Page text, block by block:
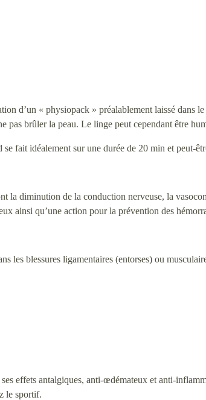
d’un « physiopack » préalablement laissé
pas brûler la peau. Le linge peut cependant être
fait idéalement sur une durée de 20 min et peut-
la diminution de la conduction nerveuse, la
ainsi qu’une action pour la prévention des
les blessures ligamentaires (entorses) ou
effets antalgiques, anti-œdémateux et anti-
le sportif.